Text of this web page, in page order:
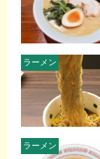
ラーメン
ラーメン